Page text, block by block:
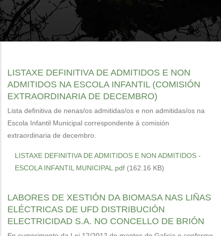
LISTAXE DEFINITIVA DE ADMITIDOS E NON
ADMITIDOS NA ESCOLA INFANTIL (COMISIÓN
EXTRAORDINARIA DE DECEMBRO)
Lista definitiva de nenas/os admitidas/os e non admitidas/os na
Escola Infantil Municipal correspondente á comisión
extraordinaria de decembro.
LISTAXE DEFINITIVA DE ADMITIDOS E NON ADMITIDOS -
ESCOLA INFANTIL MUNICIPAL.pdf (162.16 KB)
LABORES DE XESTIÓN DA BIOMASA NAS LIÑAS
ELÉCTRICAS DE UFD DISTRIBUCIÓN
ELECTRICIDAD S.A. NO CONCELLO DE BRIÓN